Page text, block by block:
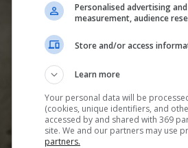
Personalised advertising
measurement, audience
Store and/or access
Learn more
Your personal data will be
(cookies, unique identifiers, and
accessed by and shared with 369
site. We and our partners may use
partners.